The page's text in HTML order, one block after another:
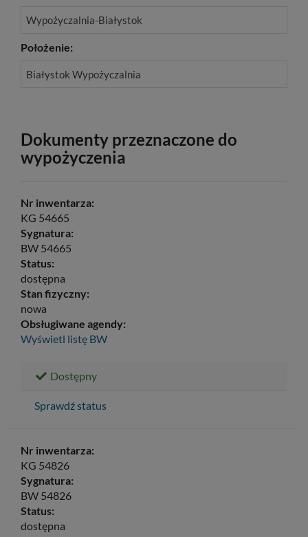
Wypożyczalnia-Białystok
Położenie:
Białystok Wypożyczalnia
Dokumenty przeznaczone do
wypożyczenia
Nr inwentarza:
KG 54665
Sygnatura:
BW 54665
Status:
dostępna
Stan fizyczny:
nowa
Obsługiwane agendy:
Wyświetl listę BW
Dostępny
Sprawdź status
Nr inwentarza:
KG 54826
Sygnatura:
BW 54826
Status:
dostępna